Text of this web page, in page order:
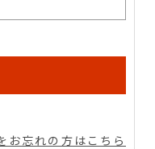
お忘れの方はこちら